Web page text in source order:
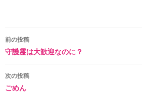
投
稿
ナ
ビ
前の投稿
守護霊は大歓迎なのに？
次の投稿
ごめん